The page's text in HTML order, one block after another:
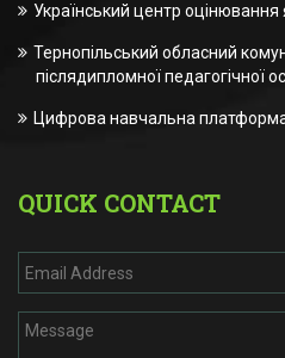
Український центр оцінювання
Тернопільський обласний
післядипломної педагогічної
Цифрова навчальна платформа
QUICK CONTACT